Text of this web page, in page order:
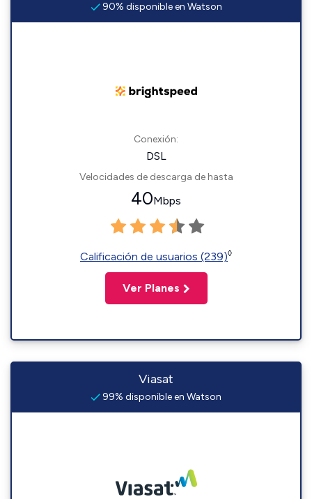
90% disponible en Watson
Conexión:
DSL
Velocidades de descarga de hasta
40Mbps
Calificación de usuarios (239)◊
Ver Planes
Viasat
99% disponible en Watson